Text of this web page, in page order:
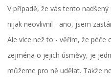
V případě, že vás tento
nijak neovlivnil - ano, jsem
Ale více než to - věřím, že péče
zejména o jejich úsměvy, je
můžeme pro ně udělat. Takže